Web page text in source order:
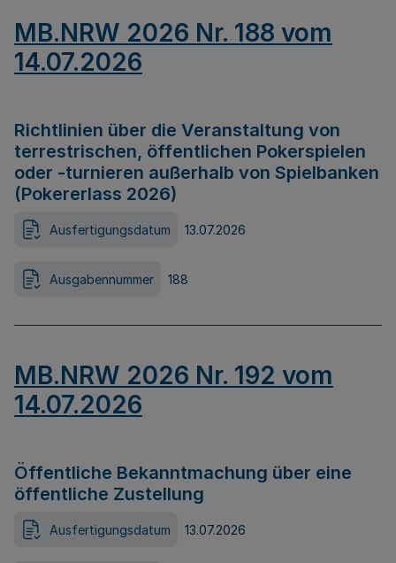
MB.NRW 2026 Nr. 188 vom
14.07.2026
Richtlinien über die Veranstaltung von
terrestrischen, öffentlichen Pokerspielen
oder -turnieren außerhalb von Spielbanken
(Pokererlass 2026)
Ausfertigungsdatum 13.07.2026
Ausgabennummer 188
MB.NRW 2026 Nr. 192 vom
14.07.2026
Öffentliche Bekanntmachung über eine
öffentliche Zustellung
Ausfertigungsdatum 13.07.2026